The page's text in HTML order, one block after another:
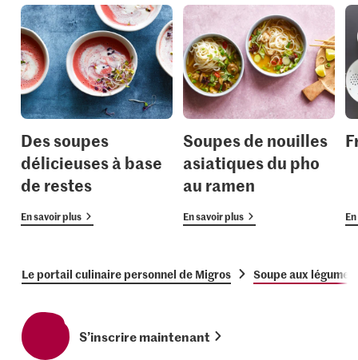
Des soupes
délicieuses à base
de restes
En savoir plus
Soupes de nouilles
asiatiques du pho
au ramen
En savoir plus
Le portail culinaire personnel de Migros Soupe aux
S’inscrire maintenant